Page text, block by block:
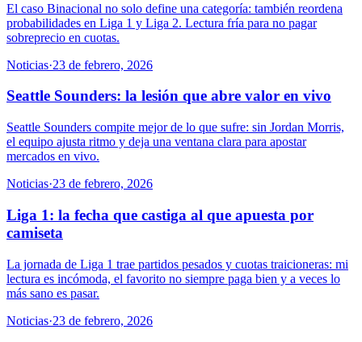
El caso Binacional no solo define una categoría: también reordena
probabilidades en Liga 1 y Liga 2. Lectura fría para no pagar
sobreprecio en cuotas.
Noticias·23 de febrero, 2026
Seattle Sounders: la lesión que abre valor en vivo
Seattle Sounders compite mejor de lo que sufre: sin Jordan Morris,
el equipo ajusta ritmo y deja una ventana clara para apostar
mercados en vivo.
Noticias·23 de febrero, 2026
Liga 1: la fecha que castiga al que apuesta por
camiseta
La jornada de Liga 1 trae partidos pesados y cuotas traicioneras: mi
lectura es incómoda, el favorito no siempre paga bien y a veces lo
más sano es pasar.
Noticias·23 de febrero, 2026